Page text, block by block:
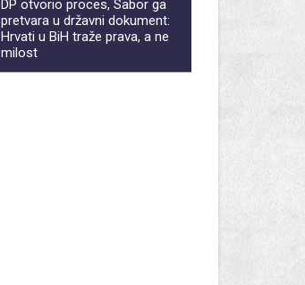
DP otvorio proces, Sabor ga
pretvara u državni dokument:
Hrvati u BiH traže prava, a ne
milost